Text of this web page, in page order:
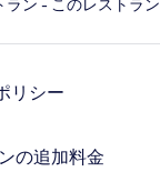
ラン - このレストラ
リシー
の追加料金